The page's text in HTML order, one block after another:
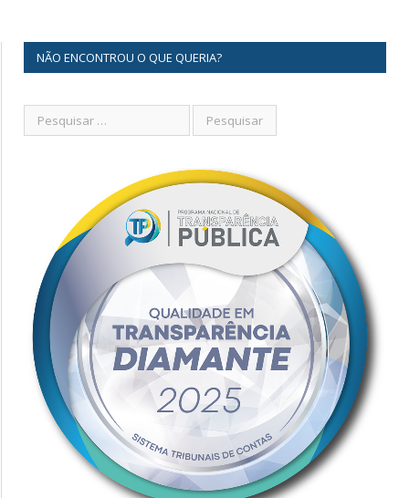
NÃO ENCONTROU O QUE QUERIA?